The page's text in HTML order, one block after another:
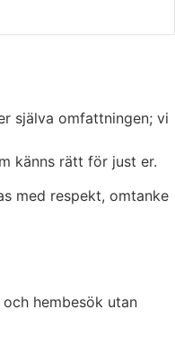
själva omfattningen; vi
känns rätt för just er.
med respekt, omtanke
hembesök utan